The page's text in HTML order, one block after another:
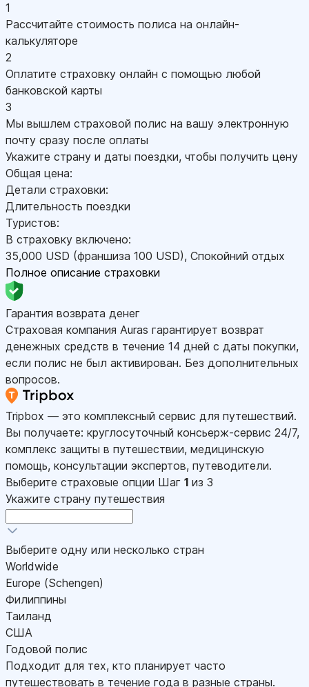
1
Рассчитайте стоимость полиса на онлайн-
калькуляторе
2
Оплатите страховку онлайн с помощью любой
банковской карты
3
Мы вышлем страховой полис на вашу электронную
почту сразу после оплаты
Укажите страну и даты поездки, чтобы получить цену
Общая цена:
Детали страховки:
Длительность поездки
Туристов:
В страховку включено:
35,000 USD (франшиза 100 USD), Спокойний отдых
Полное описание страховки
Гарантия возврата денег
Страховая компания Auras гарантирует возврат
денежных средств в течение 14 дней с даты покупки,
если полис не был активирован. Без дополнительных
вопросов.
Tripbox — это комплексный сервис для путешествий.
Вы получаете: круглосуточный консьерж-сервис 24/7,
комплекс защиты в путешествии, медицинскую
помощь, консультации экспертов, путеводители.
Выберите страховые опции Шаг 1 из 3
Укажите страну путешествия
Выберите одну или несколько стран
Worldwide
Europe (Schengen)
Филиппины
Таиланд
США
Годовой полис
Подходит для тех, кто планирует часто
путешествовать в течение года в разные страны.